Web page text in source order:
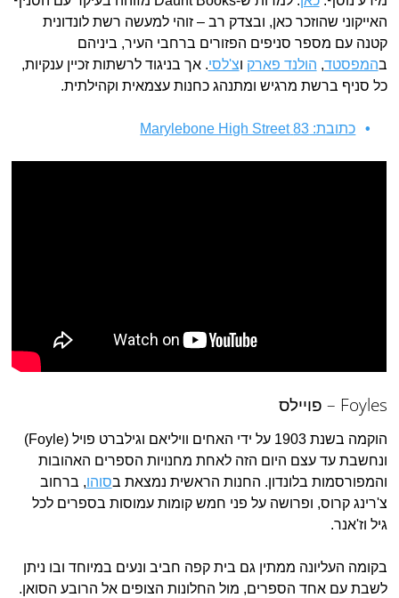
האייקוני שהוזכר כאן, ובצדק רב – זוהי למעשה רשת לונדונית
קטנה עם מספר סניפים הפזורים ברחבי העיר, ביניהם
בהמפסטד, הולנד פארק וצ'לסי. אך בניגוד לרשתות זכיין ענקיות,
כל סניף ברשת מרגיש ומתנהג כחנות עצמאית וקהילתית.
כתובת: 83 Marylebone High Street
Foyles – פויילס
הוקמה בשנת 1903 על ידי האחים וויליאם וגילברט פויל (Foyle)
ונחשבת עד עצם היום הזה לאחת מחנויות הספרים האהובות
והמפורסמות בלונדון. החנות הראשית נמצאת בסוהו, ברחוב
צ'רינג קרוס, ופרושה על פני חמש קומות עמוסות בספרים לכל
גיל וז'אנר.
בקומה העליונה ממתין גם בית קפה חביב ונעים במיוחד ובו ניתן
לשבת עם אחד הספרים, מול החלונות הצופים אל הרובע הסואן.